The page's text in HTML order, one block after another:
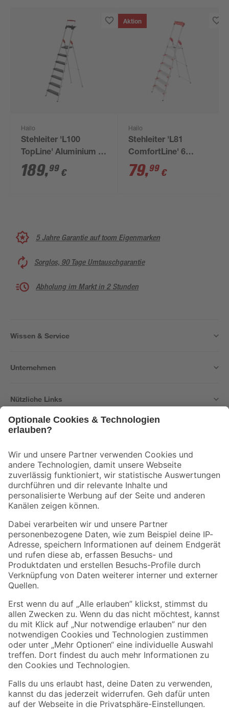
Hailo
Stehleiter 'L100
TopLine' Aluminium 7
Stufen
189,99 €
Aktion
Hailo
Stehleiter 'L81
ComfortLine' 6
Stufen, silbern 128 cm
79,99 €
5 Jahre Garantie auf toom Eigenmarken
Sorglos, 90 Tage Umtauschgarantie
Abholung im Markt in 2 Stunden
Wissen & Service
Unternehmen
Nützliche Links
Der toom Newsletter: Keine Angebote und Aktionen mehr verpassen!
Zur Newsletter Anmeldung
Folge uns
Zahlungsarten Versandarten
Sicher einkaufen
Jetzt die toom-App herunterladen
Alle Preisangaben in EUR inkl. gesetzl. MwSt.. Die dargestellten Angebote sind unter
Umständen nicht in allen Märkten verfügbar. Die angegebenen Verfügbarkeiten beziehen